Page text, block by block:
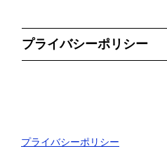
プライバシーポリシー
プライバシーポリシー